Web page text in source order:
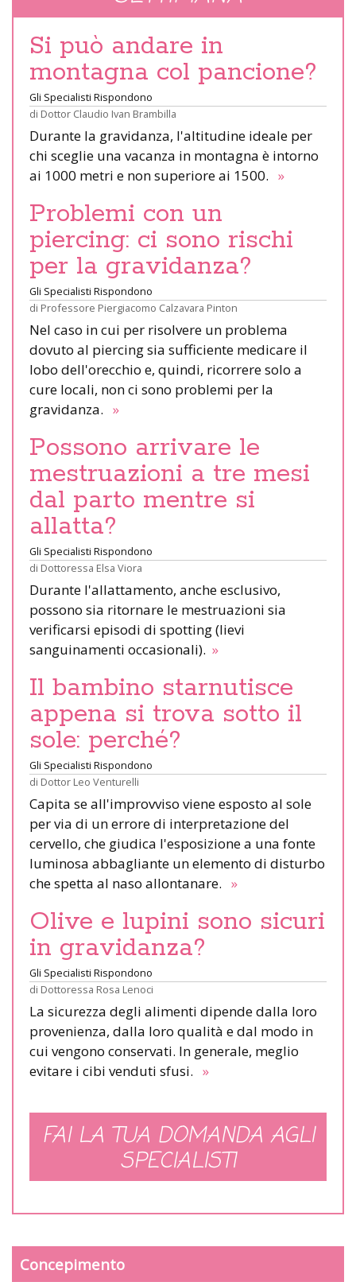
Si può andare in
montagna col pancione?
Gli Specialisti Rispondono
di Dottor Claudio Ivan Brambilla
Durante la gravidanza, l'altitudine ideale per
chi sceglie una vacanza in montagna è intorno
ai 1000 metri e non superiore ai 1500. »
Problemi con un
piercing: ci sono rischi
per la gravidanza?
Gli Specialisti Rispondono
di Professore Piergiacomo Calzavara Pinton
Nel caso in cui per risolvere un problema
dovuto al piercing sia sufficiente medicare il
lobo dell'orecchio e, quindi, ricorrere solo a
cure locali, non ci sono problemi per la
gravidanza. »
Possono arrivare le
mestruazioni a tre mesi
dal parto mentre si
allatta?
Gli Specialisti Rispondono
di Dottoressa Elsa Viora
Durante l'allattamento, anche esclusivo,
possono sia ritornare le mestruazioni sia
verificarsi episodi di spotting (lievi
sanguinamenti occasionali). »
Il bambino starnutisce
appena si trova sotto il
sole: perché?
Gli Specialisti Rispondono
di Dottor Leo Venturelli
Capita se all'improvviso viene esposto al sole
per via di un errore di interpretazione del
cervello, che giudica l'esposizione a una fonte
luminosa abbagliante un elemento di disturbo
che spetta al naso allontanare. »
Olive e lupini sono sicuri
in gravidanza?
Gli Specialisti Rispondono
di Dottoressa Rosa Lenoci
La sicurezza degli alimenti dipende dalla loro
provenienza, dalla loro qualità e dal modo in
cui vengono conservati. In generale, meglio
evitare i cibi venduti sfusi. »
FAI LA TUA DOMANDA AGLI
SPECIALISTI
Concepimento